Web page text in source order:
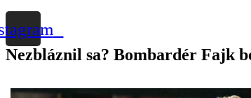
Nezbláznil sa? Bombardér Fajk